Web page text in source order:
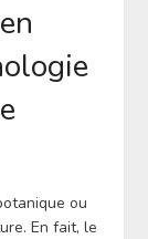
ou
En fait, le